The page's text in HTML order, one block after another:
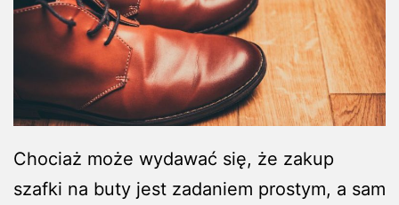
​Chociaż może wydawać się, że zakup
szafki na buty jest zadaniem prostym, a sam